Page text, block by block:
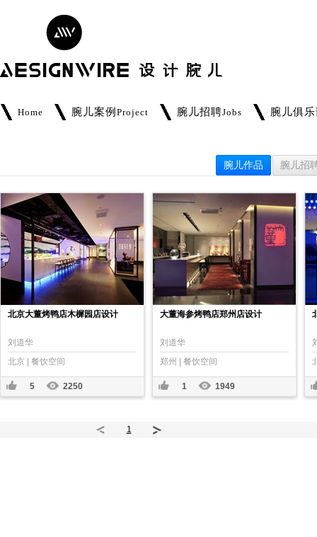
Home 腕儿案例 Project 腕儿招聘Jobs 腕儿俱
腕儿作品 腕儿招
北京大董烤鸭店木樨园店设计
刘道华
北京 | 餐饮空间
5 2250
大董海参烤鸭店郑州店设计
刘道华
郑州 | 餐饮空间
1 1949
1